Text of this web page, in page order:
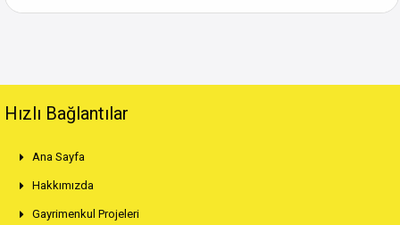
Hızlı Bağlantılar
Ana Sayfa
Hakkımızda
Gayrimenkul Projeleri